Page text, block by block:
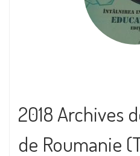
2018 Archives
de Roumanie